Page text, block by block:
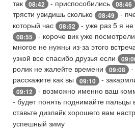
так
08:42 - приспособились 08:46
трясти увидишь сколько
08:49
-
который час
08:52 - уже раз 5 я
08:55 - короче вик уже
многое не нужны из-за этого
узкой все спасибо друзья если
ролик не жалейте времени
09:08
-
расскажите как вы
09:10 -
09:12 - возможно именно ваш
- будет понять поднимайте пальцы
ставьте дизлайк хорошего вам
успешный зиму